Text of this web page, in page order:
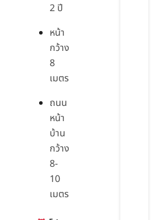
2 ปี
หน้า
กว้าง
8
เมตร
ถนน
หน้า
บ้าน
กว้าง
8-
10
เมตร